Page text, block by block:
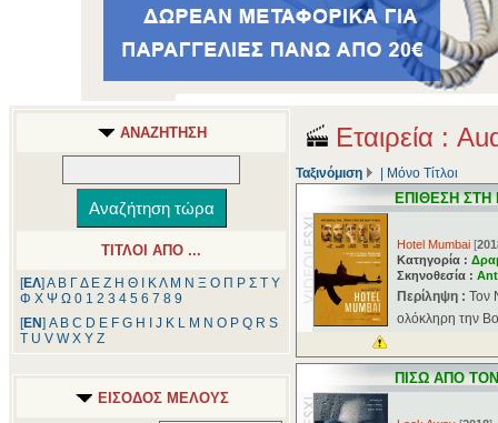
ΑΝΑΖΗΤΗΣΗ
ΤΙΤΛΟΙ ΑΠΟ ...
[ΕΛ] Α Β ΓΔ Ε Ζ Η Θ ΚΛ Μ Ν Ξ Ο Π Ρ Σ Τ Υ
Φ Χ Ψ Ω 0 1 2 3 4 5 6 7 8 9
[ΕΝ] A B C D E F G H J K L M N O P Q R S
T U V W X Y Z
ΕΙΣΟΔΟΣ ΜΕΛΟΥΣ
Εταιρεία :
Ταξινόμιση Μόνο Τίτλοι
ΕΠΙΘΕΣΗ
Hotel Mumbai [
Κατηγορία :
Σκηνοθεσία :
Περίληψη : Τον
ολόκληρη την
ΠΙΣΩ ΑΠΟ